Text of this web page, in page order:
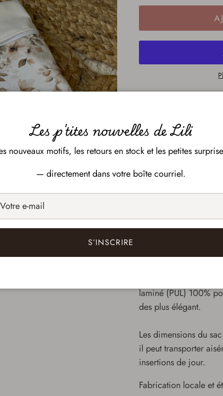
Le sac de transport
Il s’agit d’un sac de
confections Lili.
étanchéité et
transporter les
Caractéristiques de
Le sac de transport
laminé (PUL) 100%
des plus élégant.
Les dimensions du
il peut transporter
insertions de jour.
Fabrication locale et
Les p'tites nouvelles de Lili
nouveaux motifs, les retours en stock et les petites
— directement dans votre boîte courriel.
S’INSCRIRE